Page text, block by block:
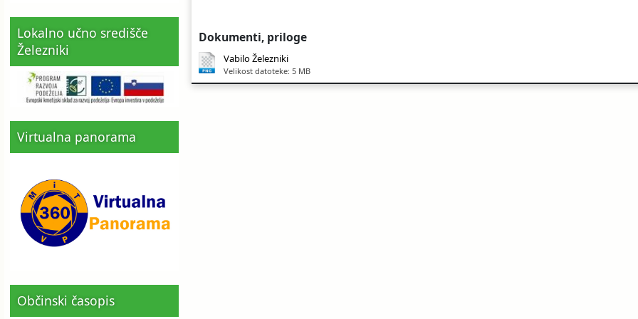
Dokumenti, priloge
Vabilo Železniki
Velikost datoteke: 5 MB
Lokalno učno središče
Železniki
Virtualna panorama
Občinski časopis